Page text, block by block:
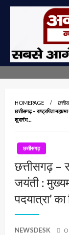
Skip
सबसे आगे सबसे तेज
HOMEPAGE
छत्तीसगढ़ – राष्ट्रपिता
शुभारंभ…
छत्तीसगढ़
छत्तीसगढ़ –
जयंती :
पदयात्रा’
NEWSDESK